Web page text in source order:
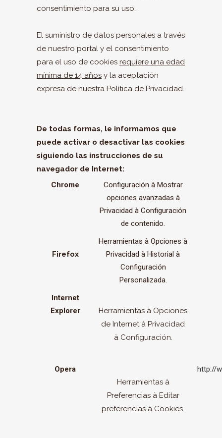
consentimiento para su uso.
El suministro de datos personales a través
de nuestro portal y el consentimiento
para el uso de cookies requiere una edad
mínima de 14 años y la aceptación
expresa de nuestra Política de Privacidad.
De todas formas, le informamos que
puede activar o desactivar las cookies
siguiendo las instrucciones de su
navegador de Internet:
Chrome
Configuración à Mostrar
opciones avanzadas à
Privacidad à Configuración
de contenido.
Firefox
Herramientas à Opciones à
Privacidad à Historial à
Configuración
Personalizada.
Internet
Explorer
Herramientas à Opciones
de Internet à Privacidad
à Configuración.
Opera
Herramientas à
Preferencias à Editar
preferencias à Cookies.
http://